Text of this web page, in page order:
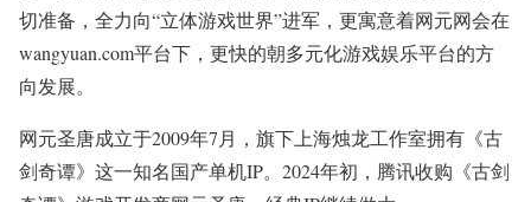
切准备，全力向“立体游戏世界”进军，更寓意着网元网会在
wangyuan.com平台下，更快的朝多元化游戏娱乐平台的方
向发展。
网元圣唐成立于2009年7月，旗下上海烛龙工作室拥有《古
剑奇谭》这一知名国产单机IP。2024年初，腾讯收购《古剑